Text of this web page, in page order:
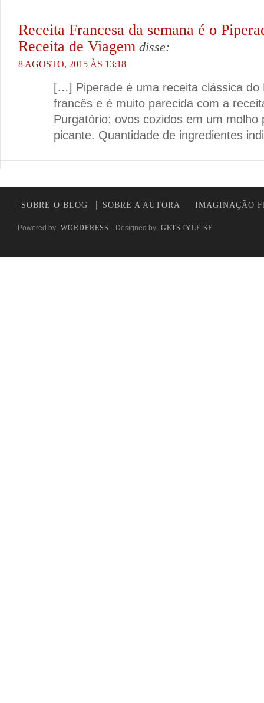
Receita Francesa da semana é o
Receita de Viagem disse:
8 AGOSTO, 2015 ÀS 13:18
[…] Piperade é uma receita clássica do
francês e é muito parecida com a
Purgatório: ovos cozidos em um molho
picante. Quantidade de ingredientes
SOBRE O BLOG SOBRE A AUTORA IMAGINAÇÃO
Powered by WORDPRESS . Designed by GETSTYLE.SE